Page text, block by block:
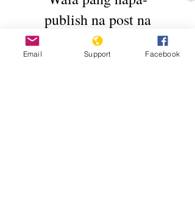
publish na post na
nasa wikang ito
Email Support Facebook